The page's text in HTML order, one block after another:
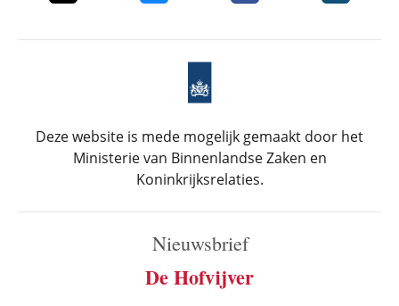
Deze website is mede mogelijk gemaakt door het
Ministerie van Binnenlandse Zaken en
Koninkrijksrelaties.
Nieuwsbrief
De Hofvijver